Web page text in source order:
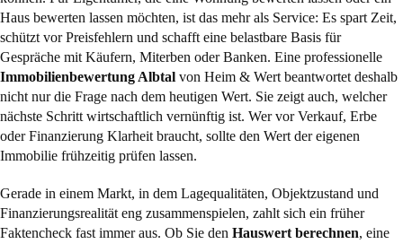
Haus bewerten lassen möchten, ist das mehr als Service: Es spart Zeit,
schützt vor Preisfehlern und schafft eine belastbare Basis für
Gespräche mit Käufern, Miterben oder Banken. Eine professionelle
Immobilienbewertung Albtal von Heim & Wert beantwortet deshalb
nicht nur die Frage nach dem heutigen Wert. Sie zeigt auch, welcher
nächste Schritt wirtschaftlich vernünftig ist. Wer vor Verkauf, Erbe
oder Finanzierung Klarheit braucht, sollte den Wert der eigenen
Immobilie frühzeitig prüfen lassen.
Gerade in einem Markt, in dem Lagequalitäten, Objektzustand und
Finanzierungsrealität eng zusammenspielen, zahlt sich ein früher
Faktencheck fast immer aus. Ob Sie den Hauswert berechnen, eine